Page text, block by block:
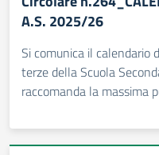
A.S. 2025/26
Si comunica il calendario
terze della Scuola
raccomanda la massima